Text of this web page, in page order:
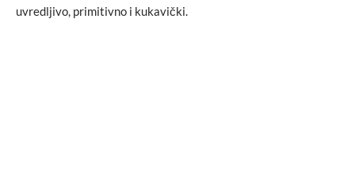
uvredljivo, primitivno i kukavički.